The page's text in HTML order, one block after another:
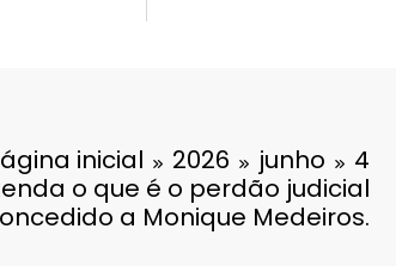
inicial 2026 junho
4
o que é o perdão judicial
a Monique Medeiros.